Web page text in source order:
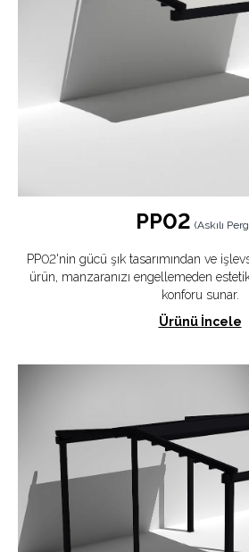
PP02 (Askılı
PP02'nin gücü şık tasarımından ve
ürün, manzaranızı engellemeden
konforu sunar.
Ürünü İncele